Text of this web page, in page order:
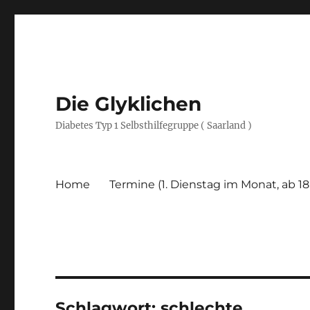
Die Glyklichen
Diabetes Typ 1 Selbsthilfegruppe ( Saarland )
Home Termine (1. Dienstag im Monat, ab